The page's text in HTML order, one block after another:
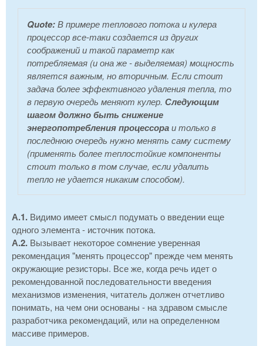
Quote:В примере теплового потока и кулера
процессор все-таки создается из других
соображений и такой параметр как
потребляемая (и она же - выделяемая) мощность
является важным, но вторичным. Если стоит
задача более эффективного удаления тепла, то
в первую очередь меняют кулер. Следующим
шагом должно быть снижение
энергопотребления процессораи только в
последнюю очередь нужно менять саму систему
(применять более теплостойкие компоненты
стоит только в том случае, если удалить
тепло не удается никаким способом).
А.1. Видимо имеет смысл подумать о введении еще
одного элемента - источник потока.
А.2. Вызывает некоторое сомнение уверенная
рекомендация "менять процессор" прежде чем менять
окружающие резисторы. Все же, когда речь идет о
рекомендованной последовательности введения
механизмов изменения, читатель должен отчетливо
понимать, на чем они основаны - на здравом смысле
разработчика рекомендаций, или на определенном
массиве примеров.